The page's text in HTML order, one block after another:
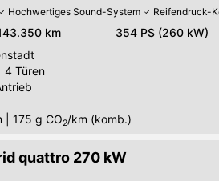
Hochwertiges Sound-System Reifendruck-
km 354 PS (260 kW)
4 Türen
175 g CO2/km (komb.)
quattro 270 kW